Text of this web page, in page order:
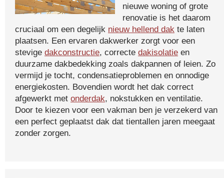
nieuwe woning of grote
renovatie is het daarom
cruciaal om een degelijk nieuw hellend dak te laten
plaatsen. Een ervaren dakwerker zorgt voor een
stevige dakconstructie, correcte dakisolatie en
duurzame dakbedekking zoals dakpannen of leien. Zo
vermijd je tocht, condensatieproblemen en onnodige
energiekosten. Bovendien wordt het dak correct
afgewerkt met onderdak, nokstukken en ventilatie.
Door te kiezen voor een vakman ben je verzekerd van
een perfect geplaatst dak dat tientallen jaren meegaat
zonder zorgen.